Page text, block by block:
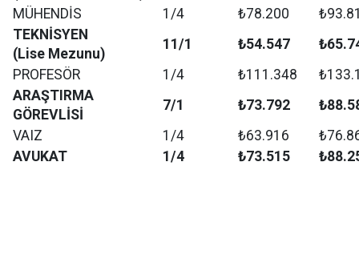
MÜHENDİS
1/4 ₺78.200
TEKNİSYEN
(Lise Mezunu)
11/1 ₺54.547
PROFESÖR
1/4 ₺111.348
ARAŞTIRMA
GÖREVLİSİ
7/1 ₺73.792
VAIZ
1/4 ₺63.916
AVUKAT
1/4 ₺73.515